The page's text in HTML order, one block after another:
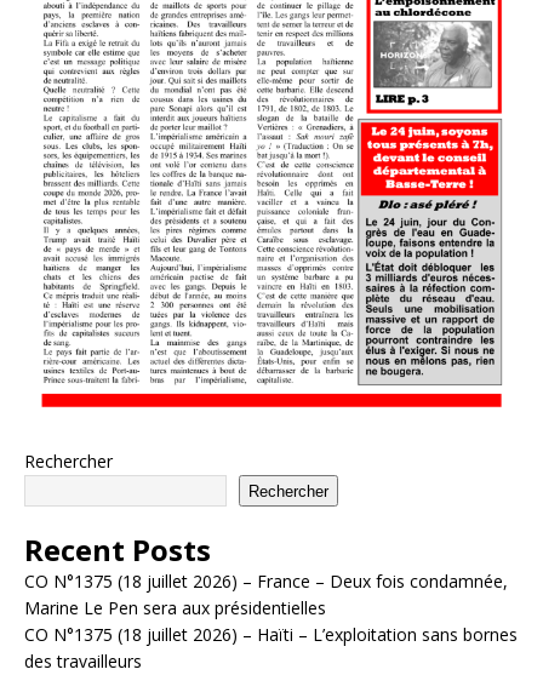
Rechercher
Rechercher
Recent Posts
CO N°1375 (18 juillet 2026) – France – Deux fois condamnée,
Marine Le Pen sera aux présidentielles
CO N°1375 (18 juillet 2026) – Haïti – L’exploitation sans bornes
des travailleurs